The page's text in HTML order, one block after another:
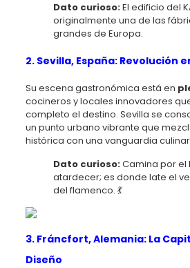
Dato curioso:El edificio del
originalmente una de las
grandes de Europa.
2. Sevilla, España: Revolución
Su escena gastronómica está en
cocineros y locales innovadores
completo el destino. Sevilla se
un punto urbano vibrante que
histórica con una vanguardia
Dato curioso:Camina por el
atardecer; es donde late el
del flamenco. 💃
3. Fráncfort, Alemania: La
Diseño